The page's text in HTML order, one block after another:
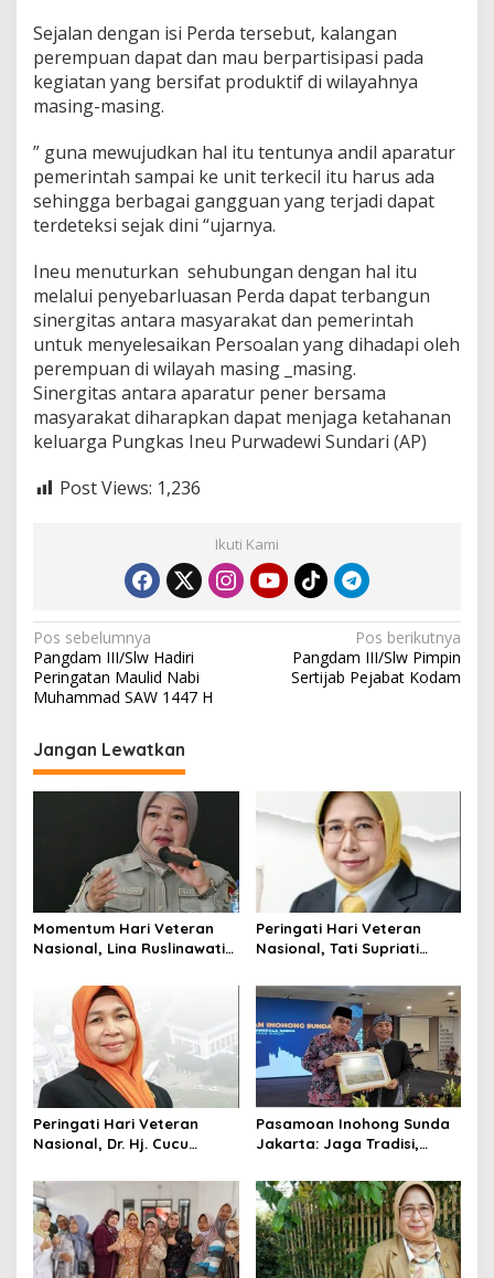
Sejalan dengan isi Perda tersebut, kalangan
perempuan dapat dan mau berpartisipasi pada
kegiatan yang bersifat produktif di wilayahnya
masing-masing.
” guna mewujudkan hal itu tentunya andil aparatur
pemerintah sampai ke unit terkecil itu harus ada
sehingga berbagai gangguan yang terjadi dapat
terdeteksi sejak dini “ujarnya.
Ineu menuturkan sehubungan dengan hal itu
melalui penyebarluasan Perda dapat terbangun
sinergitas antara masyarakat dan pemerintah
untuk menyelesaikan Persoalan yang dihadapi oleh
perempuan di wilayah masing _masing.
Sinergitas antara aparatur pener bersama
masyarakat diharapkan dapat menjaga ketahanan
keluarga Pungkas Ineu Purwadewi Sundari (AP)
Post Views: 1,236
Ikuti Kami
N
a
v
i
g
a
o
s
Pos sebelumnya
Pangdam III/Slw Hadiri
Peringatan Maulid Nabi
Muhammad SAW 1447 H
Pos berikutnya
Pangdam III/Slw Pimpin
Sertijab Pejabat Kodam
Jangan Lewatkan
Momentum Hari Veteran
Nasional, Lina Ruslinawati
Teladani Semangat Juang
demi Ketahanan Bangsa
Peringati Hari Veteran
Nasional, Tati Supriati
Warisi Semangat
Patriotisme Pejuang
Peringati Hari Veteran
Nasional, Dr. Hj. Cucu
Generasi Muda Bekasi
Warisi Semangat
Patriotisme
Pasamoan Inohong Sunda
Jakarta: Jaga Tradisi,
Depan